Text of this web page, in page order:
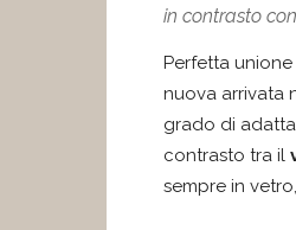
in contrasto
Perfetta unione
nuova arrivata
grado di
contrasto tra il
sempre in